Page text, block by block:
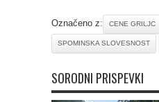
Označeno z: CENE GRILJC
SPOMINSKA SLOVESNOST
SORODNI PRISPEVKI